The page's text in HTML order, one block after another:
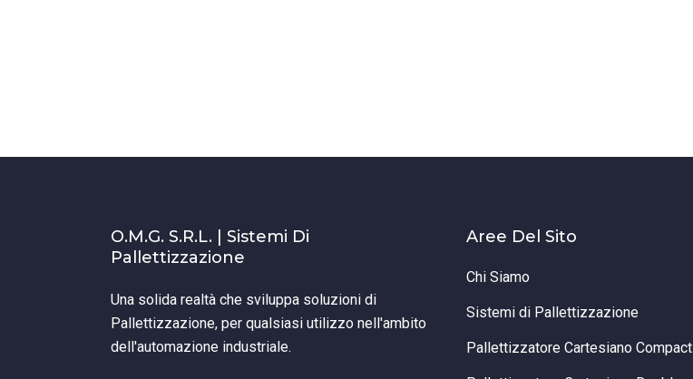
O.M.G. S.r.l. | Sistemi Di
Pallettizzazione
Una solida realtà che sviluppa soluzioni di
Pallettizzazione, per qualsiasi utilizzo nell'ambito
dell'automazione industriale.
Aree Del Sito
Chi Siamo
Sistemi di Pallettizzazione
Pallettizzatore Cartesiano Compact